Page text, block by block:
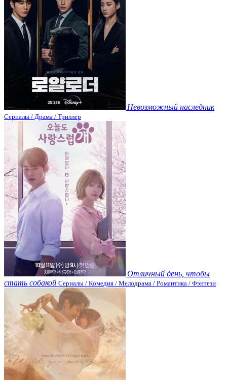
Невозможный наследник
Сериалы / Драма / Триллер
Отличный день, чтобы
стать собакой Сериалы / Комедия / Мелодрама / Романтика / Фэнтези